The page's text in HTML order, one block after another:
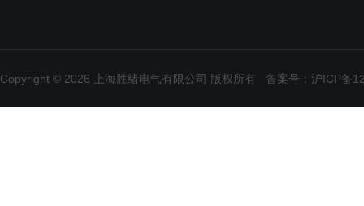
Copyright © 2026 上海胜绪电气有限公司 版权所有 备案号：沪ICP备